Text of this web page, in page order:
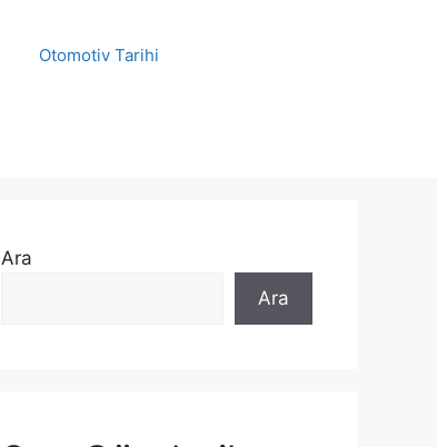
Otomotiv Tarihi
Ara
Ara